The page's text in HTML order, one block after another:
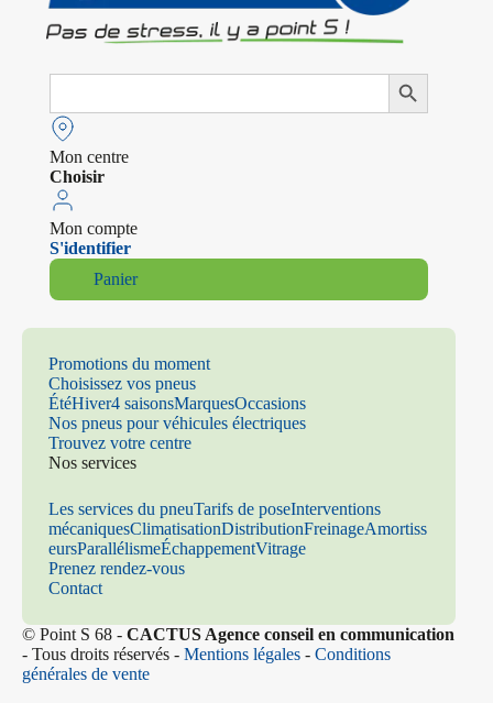
Search
Search Button
Mon centre
Choisir
Mon compte
S'identifier
Panier
Promotions du moment
Choisissez vos pneus
ÉtéHiver4 saisonsMarquesOccasions
Nos pneus pour véhicules électriques
Trouvez votre centre
Nos services
Les services du pneuTarifs de poseInterventions
mécaniquesClimatisationDistributionFreinageAmortiss
eursParallélismeÉchappementVitrage
Prenez rendez-vous
Contact
© Point S 68 - CACTUS Agence conseil en communication
- Tous droits réservés - Mentions légales - Conditions
générales de vente